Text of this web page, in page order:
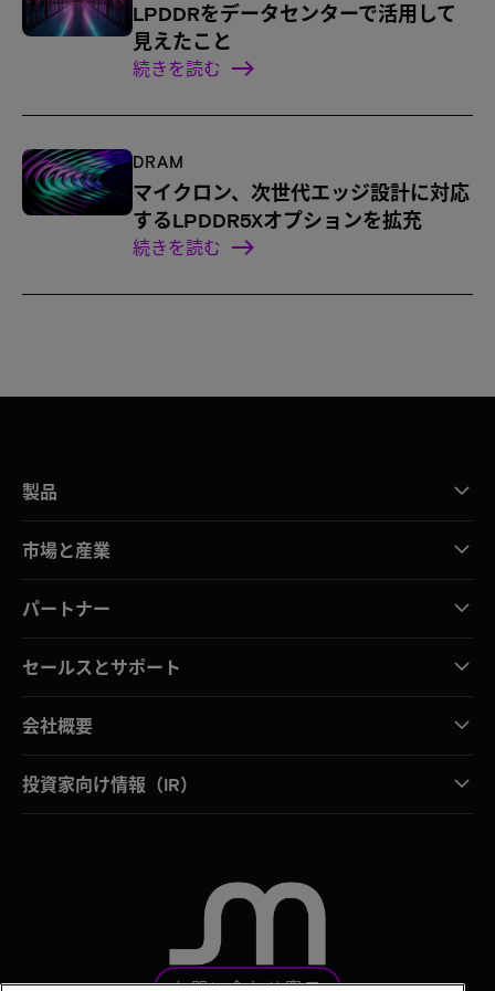
LPDDRをデータセンターで活用して
見えたこと
続きを読む
DRAM
マイクロン、次世代エッジ設計に対応
するLPDDR5Xオプションを拡充
続きを読む
製品
市場と産業
パートナー
セールスとサポート
会社概要
投資家向け情報（IR）